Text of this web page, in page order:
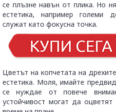
се плъзне навън от плика. Но
естетика, например големи
служат като фокусна точка.
Цветът на копчетата на
естетика. Моля, имайте
се нуждае от повече
устойчивост могат да